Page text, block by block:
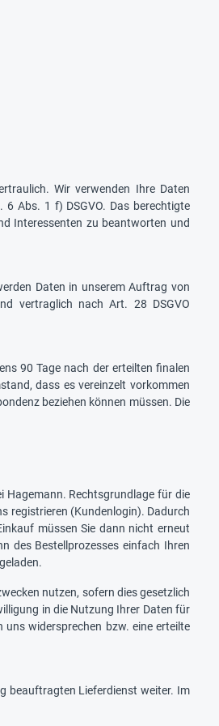
Wir verwenden Ihre Daten
Abs. 1 f) DSGVO. Das berechtigte
Interessenten zu beantworten und
Daten in unserem Auftrag von
vertraglich nach Art. 28 DSGVO
90 Tage nach der erteilten finalen
dass es vereinzelt vorkommen
beziehen können müssen. Die
Hagemann. Rechtsgrundlage für die
registrieren (Kundenlogin). Dadurch
müssen Sie dann nicht erneut
des Bestellprozesses einfach Ihren
nutzen, sofern dies gesetzlich
in die Nutzung Ihrer Daten für
uns widersprechen bzw. eine erteilte
beauftragten Lieferdienst weiter. Im